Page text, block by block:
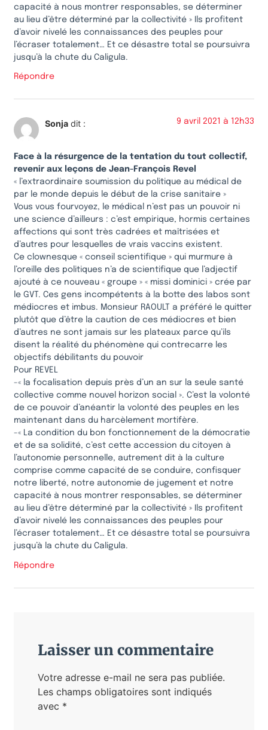
capacité à nous montrer responsables, se déterminer
au lieu d’être déterminé par la collectivité » Ils profitent
d’avoir nivelé les connaissances des peuples pour
l’écraser totalement… Et ce désastre total se poursuivra
jusqu’à la chute du Caligula.
Répondre
Sonja dit : 9 avril 2021 à 12h33
Face à la résurgence de la tentation du tout collectif,
revenir aux leçons de Jean-François Revel
« l’extraordinaire soumission du politique au médical de
par le monde depuis le début de la crise sanitaire »
Vous vous fourvoyez, le médical n’est pas un pouvoir ni
une science d’ailleurs : c’est empirique, hormis certaines
affections qui sont très cadrées et maîtrisées et
d’autres pour lesquelles de vrais vaccins existent.
Ce clownesque « conseil scientifique » qui murmure à
l’oreille des politiques n’a de scientifique que l’adjectif
ajouté à ce nouveau « groupe » « missi dominici » crée par
le GVT. Ces gens incompétents à la botte des labos sont
médiocres et imbus. Monsieur RAOULT a préféré le quitter
plutôt que d’être la caution de ces médiocres et bien
d’autres ne sont jamais sur les plateaux parce qu’ils
disent la réalité du phénomène qui contrecarre les
objectifs débilitants du pouvoir
Pour REVEL
-« la focalisation depuis près d’un an sur la seule santé
collective comme nouvel horizon social ». C’est la volonté
de ce pouvoir d’anéantir la volonté des peuples en les
maintenant dans du harcèlement mortifère.
-« La condition du bon fonctionnement de la démocratie
et de sa solidité, c’est cette accession du citoyen à
l’autonomie personnelle, autrement dit à la culture
comprise comme capacité de se conduire, confisquer
notre liberté, notre autonomie de jugement et notre
capacité à nous montrer responsables, se déterminer
au lieu d’être déterminé par la collectivité » Ils profitent
d’avoir nivelé les connaissances des peuples pour
l’écraser totalement… Et ce désastre total se poursuivra
jusqu’à la chute du Caligula.
Répondre
Laisser un commentaire
Votre adresse e-mail ne sera pas publiée.
Les champs obligatoires sont indiqués
avec *